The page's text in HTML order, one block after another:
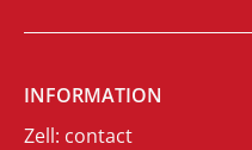
INFORMATION
Zell: contact